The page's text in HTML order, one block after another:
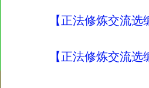
【正法修炼交流
【正法修炼交流